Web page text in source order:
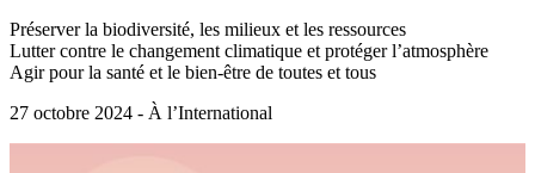
Préserver la biodiversité, les milieux et les ressources
Lutter contre le changement climatique et protéger l’atmosphère
Agir pour la santé et le bien-être de toutes et tous
27 octobre 2024 - À l’International